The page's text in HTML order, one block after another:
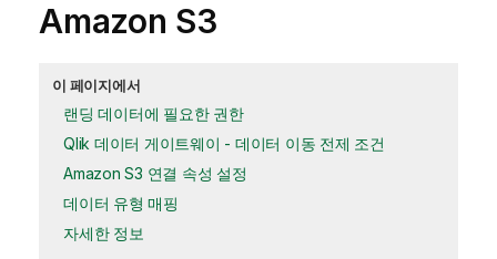
Amazon S3
이 페이지에서
랜딩 데이터에 필요한 권한
Qlik 데이터 게이트웨이 - 데이터 이동 전제 조건
Amazon S3 연결 속성 설정
데이터 유형 매핑
자세한 정보